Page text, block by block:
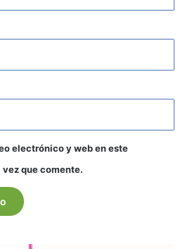
electrónico y web en este
que comente.